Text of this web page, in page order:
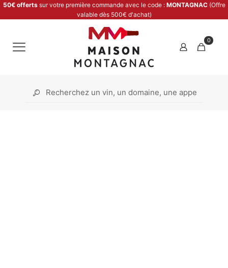
50€ offertssur votre première commande avec le code : MONTAGNAC (Offre
valable dès 500€ d'achat)
0